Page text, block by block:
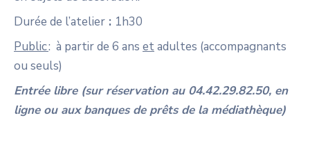
Durée de l’atelier : 1h30
Public: à partir de 6 ans etadultes (accompagnants
ou seuls)
Entrée libre (sur réservation au 04.42.29.82.50, en
ligne ou aux banques de prêts de la médiathèque)